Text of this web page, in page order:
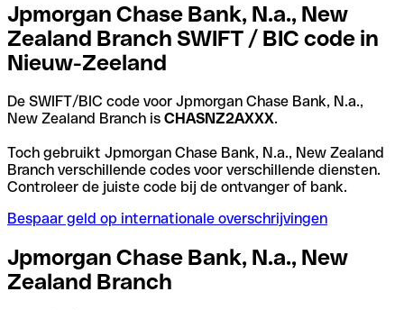
Jpmorgan Chase Bank, N.a., New
Zealand Branch SWIFT / BIC code in
Nieuw-Zeeland
De SWIFT/BIC code voor Jpmorgan Chase Bank, N.a.,
New Zealand Branch is CHASNZ2AXXX.
Toch gebruikt Jpmorgan Chase Bank, N.a., New Zealand
Branch verschillende codes voor verschillende diensten.
Controleer de juiste code bij de ontvanger of bank.
Bespaar geld op internationale overschrijvingen
Jpmorgan Chase Bank, N.a., New
Zealand Branch